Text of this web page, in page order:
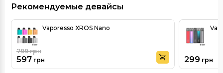
Рекомендуемые девайсы
Vaporesso XROS Nano
597 грн
799грн
299 грн